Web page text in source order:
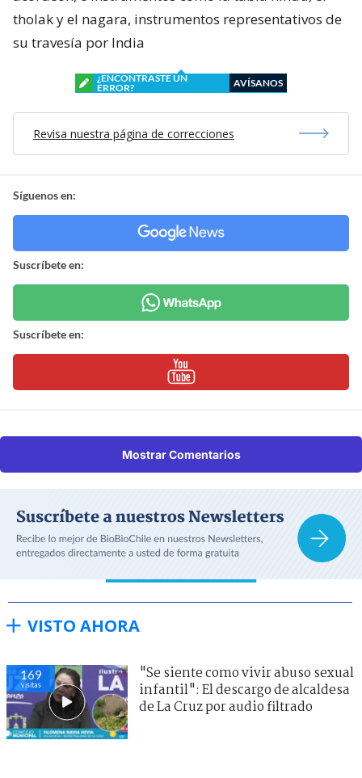
tholak y el nagara, instrumentos representativos de
su travesía por India
¿ENCONTRASTE UN
ERROR?
AVÍSANOS
Revisa nuestra página de correcciones
Síguenos en:
Suscríbete en:
Suscríbete en:
Mostrar Comentarios
VISTO AHORA
169
visitas
"Se siente como vivir abuso sexual
infantil": El descargo de alcaldesa
de La Cruz por audio filtrado